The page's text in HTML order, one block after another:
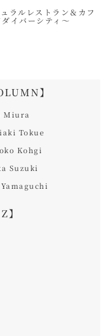
ラルレストラン＆カフ
イバーシティ～
】
Miura
Tokue
Kohgi
Suzuki
】